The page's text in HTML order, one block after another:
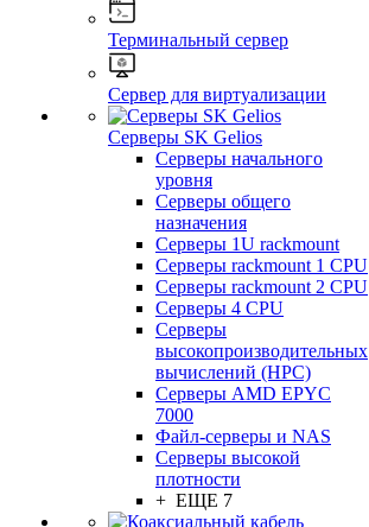
Терминальный сервер
Сервер для виртуализации
Серверы SK Gelios
Серверы начального
уровня
Серверы общего
назначения
Серверы 1U rackmount
Серверы rackmount 1 CPU
Серверы rackmount 2 CPU
Серверы 4 CPU
Серверы
высокопроизводительных
вычислений (HPC)
Серверы AMD EPYC
7000
Файл-серверы и NAS
Серверы высокой
плотности
+ ЕЩЕ 7